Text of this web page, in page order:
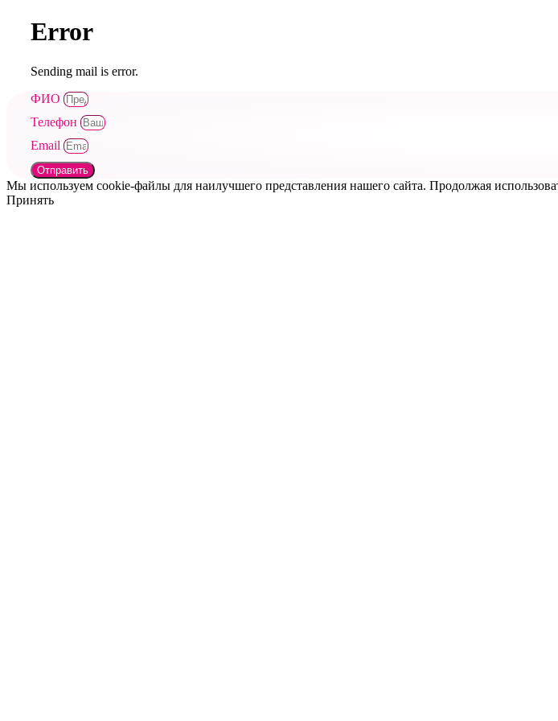
Error
Sending mail is error.
ФИО
Телефон
Email
Отправить
Мы используем cookie-файлы для наилучшего представления нашего сайта. Продолжая
Принять